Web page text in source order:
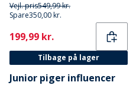
Vejl. pris549,99 kr.
Spare350,00 kr.
Current
199,99 kr.
Tilbage på lager
Junior piger influencer